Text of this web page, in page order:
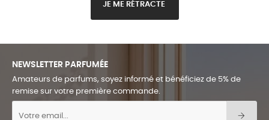
JE ME RÉTRACTE
NEWSLETTER PARFUMÉE
Amateurs de parfums, soyez informé et bénéficiez de 5% de
remise sur votre première commande.